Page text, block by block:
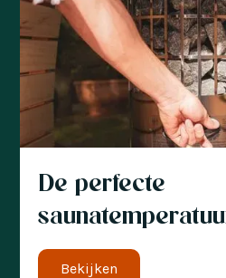
De perfecte
Bekijken